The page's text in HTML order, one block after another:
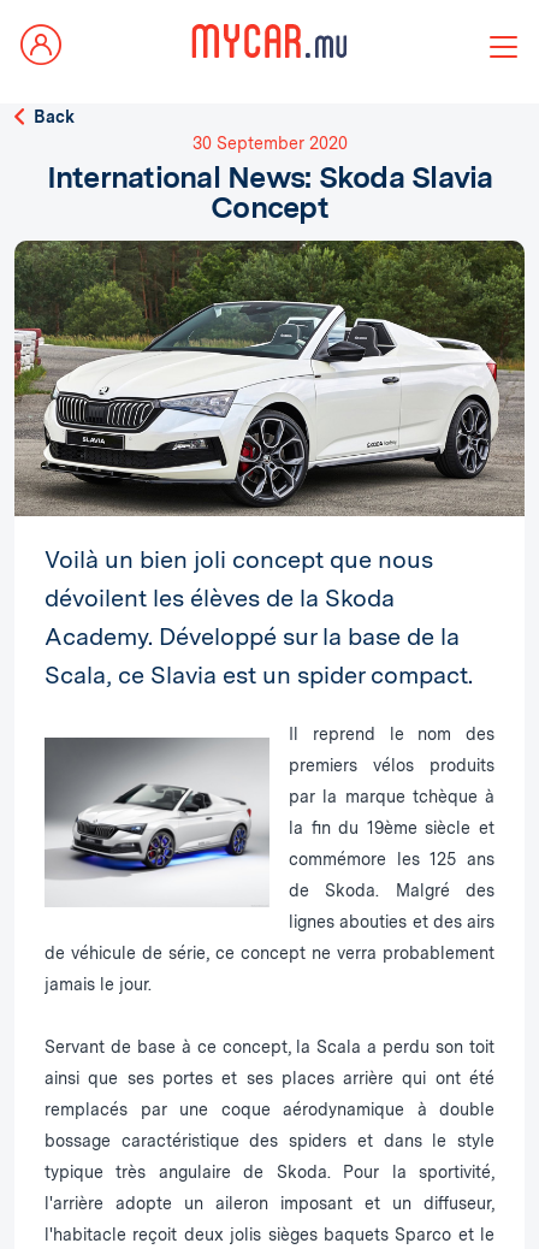
Back
30 September 2020
International News: Skoda Slavia
Concept
Voilà un bien joli concept que nous
dévoilent les élèves de la Skoda
Academy. Développé sur la base de la
Scala, ce Slavia est un spider compact.
Il reprend le nom des
premiers vélos produits
par la marque tchèque à
la fin du 19ème siècle et
commémore les 125 ans
de Skoda. Malgré des
lignes abouties et des airs
de véhicule de série, ce concept ne verra probablement
jamais le jour.
Servant de base à ce concept, la Scala a perdu son toit
ainsi que ses portes et ses places arrière qui ont été
remplacés par une coque aérodynamique à double
bossage caractéristique des spiders et dans le style
typique très angulaire de Skoda. Pour la sportivité,
l'arrière adopte un aileron imposant et un diffuseur,
l'habitacle reçoit deux jolis sièges baquets Sparco et le